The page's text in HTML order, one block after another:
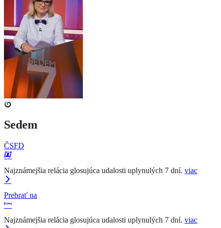
Sedem
ČSFD
Najznámejšia relácia glosujúca udalosti uplynulých 7 dní. viac
Prehrať na
Najznámejšia relácia glosujúca udalosti uplynulých 7 dní. viac